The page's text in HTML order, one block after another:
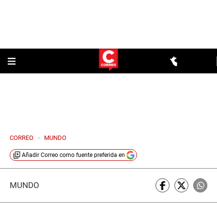
CORREO > MUNDO
Añadir Correo como fuente preferida en
MUNDO